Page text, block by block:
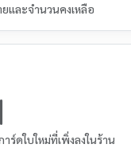
และจำนวนคงเหลือ
ร์ดใบใหม่ที่เพิ่งลงในร้าน